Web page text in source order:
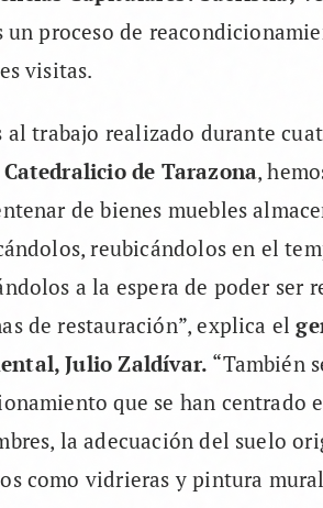
un proceso de
visitas.
al trabajo realizado durante
de Tarazona,
de bienes muebles
reubicándolos en el
a la espera de poder ser
de restauración”, explica el
Julio Zaldívar. “También
que se han centrado
la adecuación del suelo
como vidrieras y pintura